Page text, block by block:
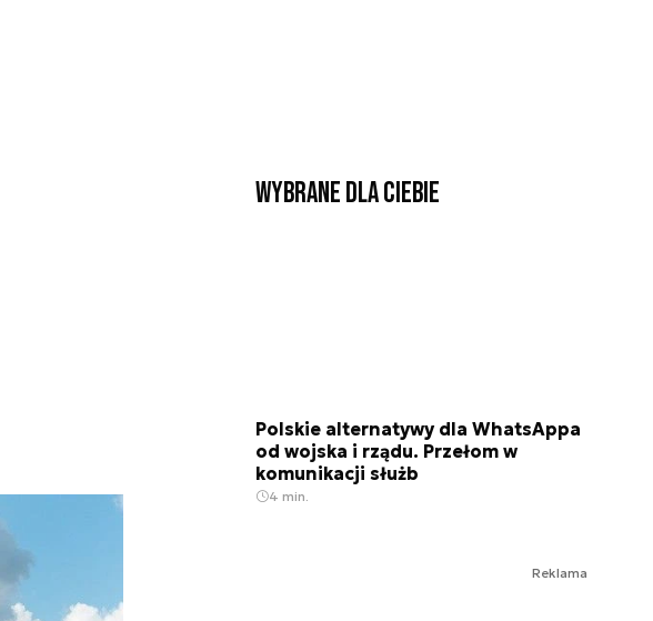
Wybrane dla Ciebie
Polskie alternatywy dla WhatsAppa
od wojska i rządu. Przełom w
komunikacji służb
4 min.
Reklama